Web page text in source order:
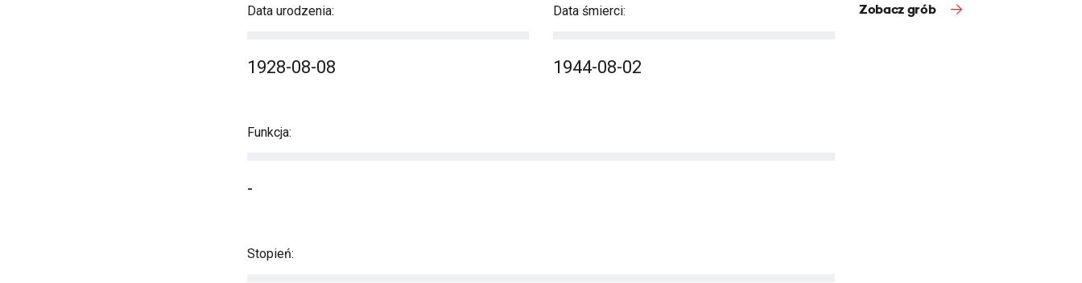
Data urodzenia:
1928-08-08
Data śmierci:
1944-08-02
Funkcja:
-
Stopień:
Zobacz grób